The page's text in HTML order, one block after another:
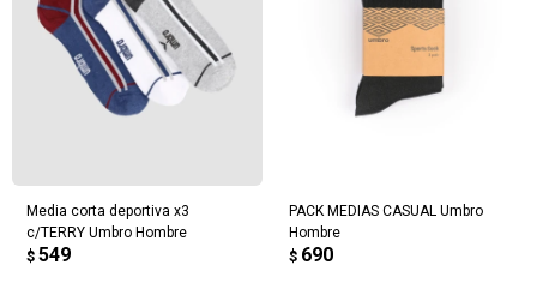
Media corta deportiva x3
c/TERRY Umbro Hombre
$ 549
PACK MEDIAS CASUAL Umbro
Hombre
$ 690
Comprá ahora y Pagá
Después, hasta en 12
cuotas y sin tocar tu
¡Sumate a la forma más ágil de
* sujeto aprobación crediticia.
Verifica si estás calificado para comprar
con Pago Después:
Estás calificado para comprar usando Pago
Después.